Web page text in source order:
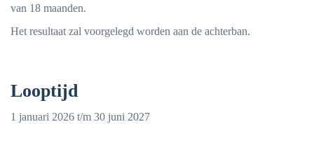
van 18 maanden.
Het resultaat zal voorgelegd worden aan de achterban.
Looptijd
1 januari 2026 t/m 30 juni 2027